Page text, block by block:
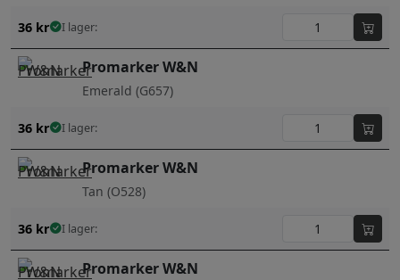
36 kr I lager:
Promarker W&N
Emerald (G657)
36 kr I lager:
Promarker W&N
Tan (O528)
36 kr I lager:
Promarker W&N